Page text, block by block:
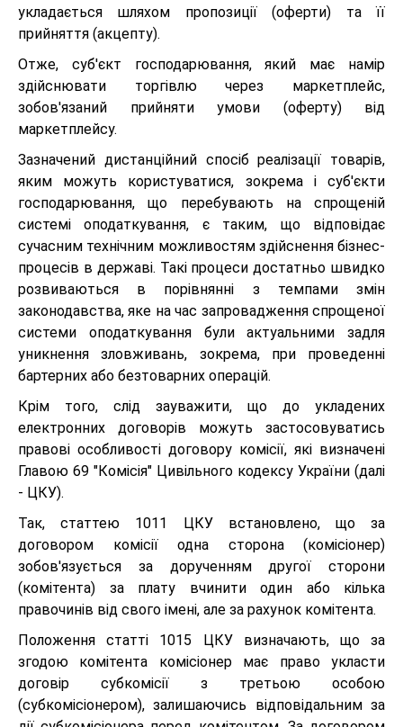
укладається шляхом пропозиції (оферти) та її
прийняття (акцепту).
Отже, суб'єкт господарювання, який має намір
здійснювати торгівлю через маркетплейс,
зобов'язаний прийняти умови (оферту) від
маркетплейсу.
Зазначений дистанційний спосіб реалізації товарів,
яким можуть користуватися, зокрема і суб'єкти
господарювання, що перебувають на спрощеній
системі оподаткування, є таким, що відповідає
сучасним технічним можливостям здійснення бізнес-
процесів в державі. Такі процеси достатньо швидко
розвиваються в порівнянні з темпами змін
законодавства, яке на час запровадження спрощеної
системи оподаткування були актуальними задля
уникнення зловживань, зокрема, при проведенні
бартерних або безтоварних операцій.
Крім того, слід зауважити, що до укладених
електронних договорів можуть застосовуватись
правові особливості договору комісії, які визначені
Главою 69 "Комісія" Цивільного кодексу України (далі
- ЦКУ).
Так, статтею 1011 ЦКУ встановлено, що за
договором комісії одна сторона (комісіонер)
зобов'язується за дорученням другої сторони
(комітента) за плату вчинити один або кілька
правочинів від свого імені, але за рахунок комітента.
Положення статті 1015 ЦКУ визначають, що за
згодою комітента комісіонер має право укласти
договір субкомісії з третьою особою
(субкомісіонером), залишаючись відповідальним за